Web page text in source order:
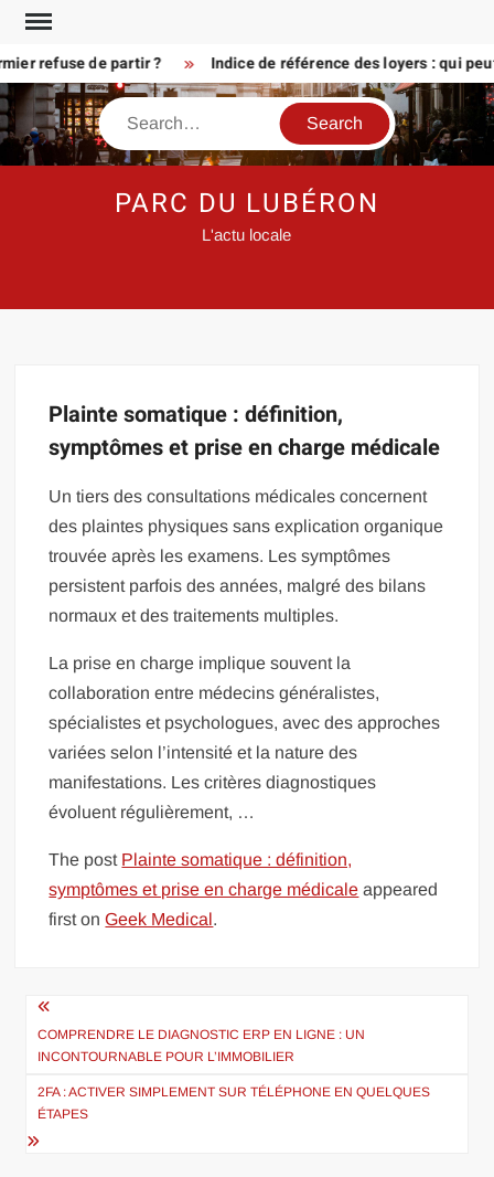
Skip
contentrefuse de partir ? Indice de référence des loyers : qui
Search
PARC DU LUBÉRON
L'actu locale
Plainte somatique : définition,
symptômes et prise en charge médicale
Un tiers des consultations médicales concernent
des plaintes physiques sans explication organique
trouvée après les examens. Les symptômes
persistent parfois des années, malgré des bilans
normaux et des traitements multiples.
La prise en charge implique souvent la
collaboration entre médecins généralistes,
spécialistes et psychologues, avec des approches
variées selon l’intensité et la nature des
manifestations. Les critères diagnostiques
évoluent régulièrement, …
The post Plainte somatique : définition,
symptômes et prise en charge médicale appeared
first onGeek Medical.
Navigation
de
l’article
COMPRENDRE LE DIAGNOSTIC ERP EN LIGNE : UN
INCONTOURNABLE POUR L’IMMOBILIER
2FA : ACTIVER SIMPLEMENT SUR TÉLÉPHONE EN QUELQUES
ÉTAPES